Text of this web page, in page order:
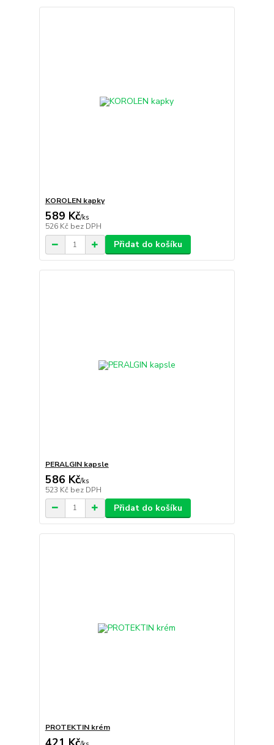
KOROLEN kapky
589 Kč/ks
526 Kč bez DPH
Přidat do košíku
PERALGIN kapsle
586 Kč/ks
523 Kč bez DPH
Přidat do košíku
PROTEKTIN krém